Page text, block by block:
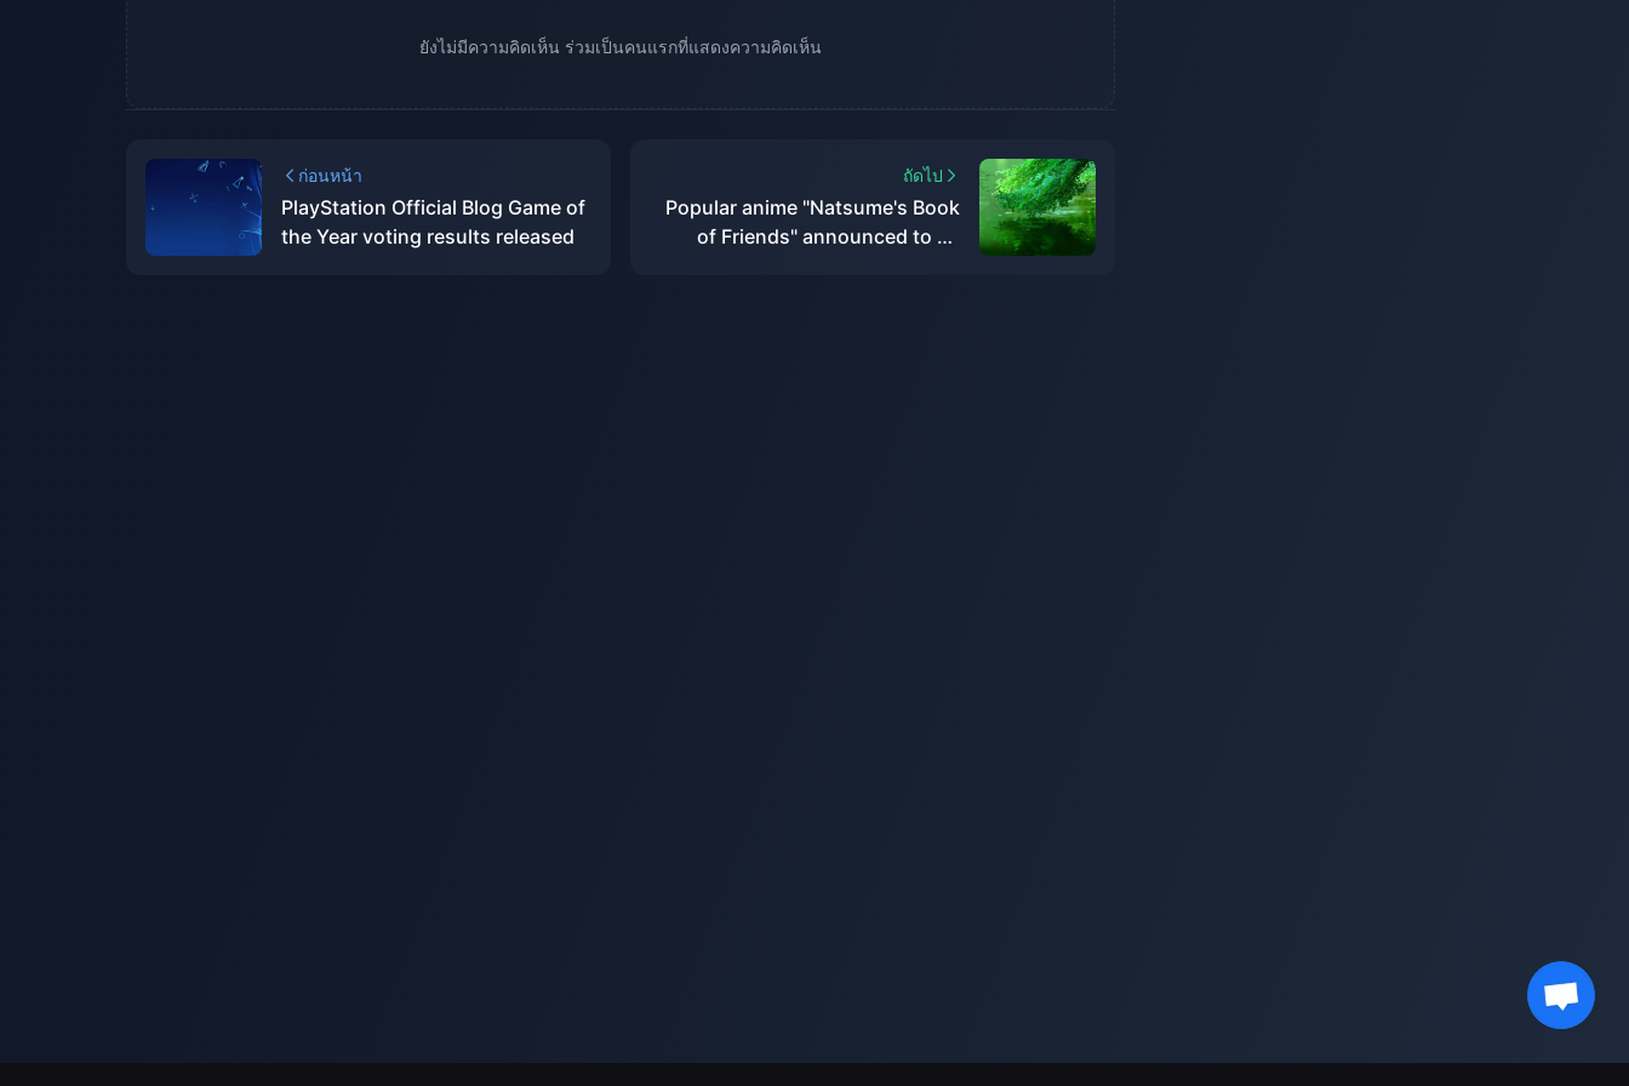
ยังไม่มีความคิดเห็น ร่วมเป็นคนแรกที่แสดงความคิดเห็น
ก่อนหน้า
PlayStation Official Blog Game of
the Year voting results released
ถัดไป
Popular anime "Natsume's Book
of Friends" announced to be